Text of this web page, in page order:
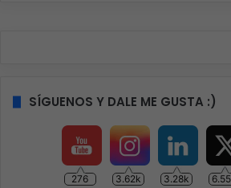
SÍGUENOS Y DALE ME GUSTA :)
276 3.62k 3.28k